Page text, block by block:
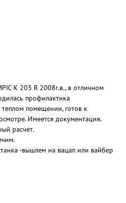
K 203 R 2008г.в., в отличном
профилактика
помещении, готов к
Имеется документация.
расчет.
-вышлем на вацап или вайбер
SCM OLIMPIC K 203 R